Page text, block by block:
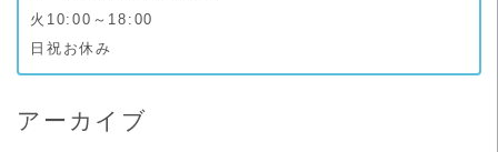
火10:00～18:00
日祝お休み
アーカイブ